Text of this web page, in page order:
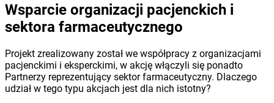
Wsparcie organizacji pacjenckich i
sektora farmaceutycznego
Projekt zrealizowany został we współpracy z organizacjami
pacjenckimi i eksperckimi, w akcję włączyli się ponadto
Partnerzy reprezentujący sektor farmaceutyczny. Dlaczego
udział w tego typu akcjach jest dla nich istotny?